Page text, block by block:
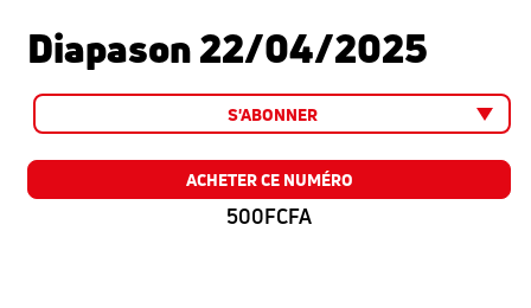
Diapason 22/04/2025
S'ABONNER
ACHETER CE NUMÉRO
500FCFA